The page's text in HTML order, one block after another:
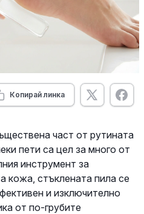
Копирай линка
част от рутината
пети са цел за много от
инструмент за
кожа, стъклената пила се
и изключително
от по-грубите